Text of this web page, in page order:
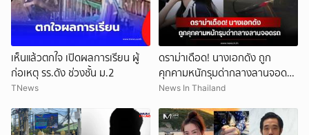
เห็นแล้วตกใจ เปิดผลการเรียน ผู้
ก่อเหตุ รร.ดัง ช่วงชั้น ม.2
TNews
ดราม่าเดือด! นางเอกดัง ถูก
คุกคามหนักรุมด่ากลางลานจอดรถ
(ข่าวต่างประเทศ)
News In Thailand